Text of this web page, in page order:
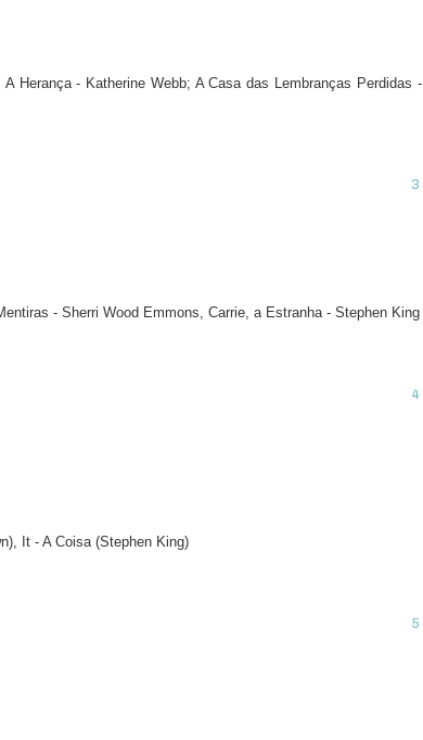
Herança - Katherine Webb; A Casa das Lembranças Perdidas -
- Sherri Wood Emmons, Carrie, a Estranha - Stephen King
It - A Coisa (Stephen King)